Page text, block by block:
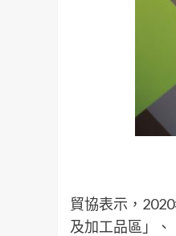
貿協表示，
及加工品區」